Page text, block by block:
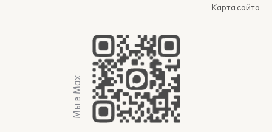
Карта сайта
Мы в Max